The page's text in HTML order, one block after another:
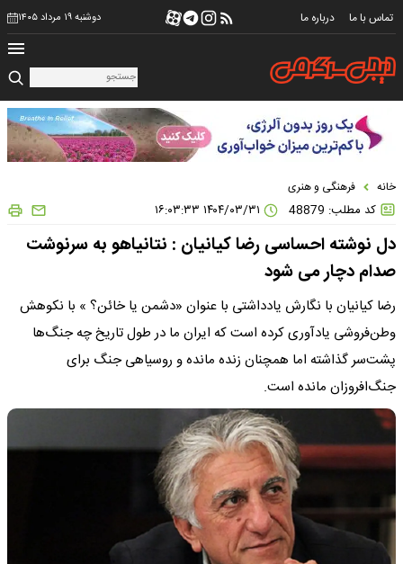
تماس با ما درباره ما دوشنبه ۱۹ مرداد ۱۴۰۵
خانه فرهنگی و هنری
کد مطلب: 48879
دل نوشته احساسی رضا کیانیان : نتانیاهو به سرنوشت
صدام دچار می شود
رضا کیانیان با نگارش یادداشتی با عنوان «دشمن یا خائن؟ » با نکوهش
وطن‌فروشی یادآوری کرده است که ایران ما در طول تاریخ چه جنگ‌ها
پشت‌سر گذاشته اما همچنان زنده مانده و روسیاهی جنگ برای
جنگ‌افروزان مانده است.